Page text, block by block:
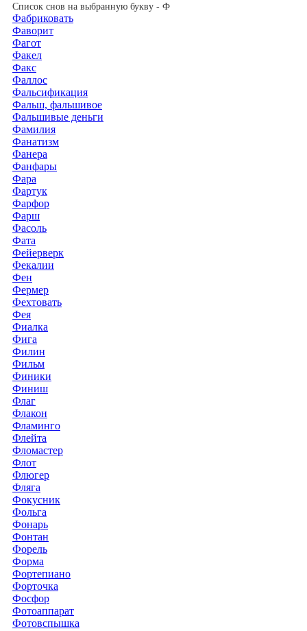
Список снов на выбранную букву - Ф
Фабриковать
Фаворит
Фагот
Факел
Факс
Фаллос
Фальсификация
Фальш, фальшивое
Фальшивые деньги
Фамилия
Фанатизм
Фанера
Фанфары
Фара
Фартук
Фарфор
Фарш
Фасоль
Фата
Фейерверк
Фекалии
Фен
Фермер
Фехтовать
Фея
Фиалка
Фига
Филин
Фильм
Финики
Финиш
Флаг
Флакон
Фламинго
Флейта
Фломастер
Флот
Флюгер
Фляга
Фокусник
Фольга
Фонарь
Фонтан
Форель
Форма
Фортепиано
Форточка
Фосфор
Фотоаппарат
Фотовспышка